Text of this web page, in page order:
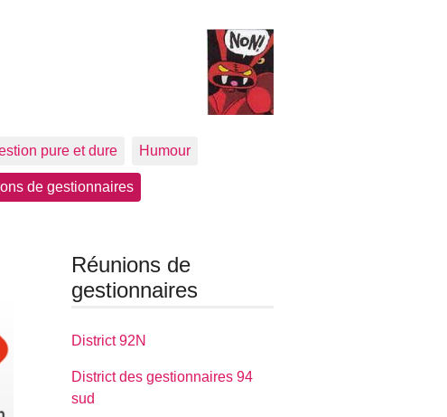
pure et dure Humour
de gestionnaires
Réunions de
gestionnaires
District 92N
District des gestionnaires 94
sud